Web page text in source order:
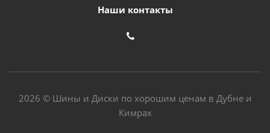
Наши контакты
2026 © Шины и Диски по хорошим ценам в Дубне и
Кимрах